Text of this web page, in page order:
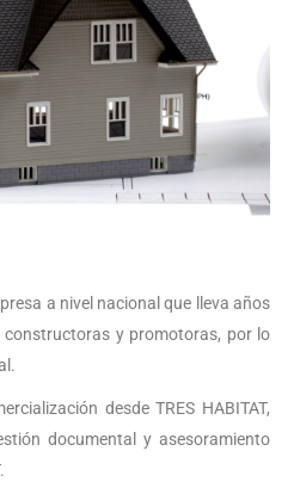
a nivel nacional que lleva años
y promotoras, por lo
desde TRES HABITAT,
documental y asesoramiento